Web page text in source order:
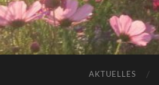
AKTUELLES